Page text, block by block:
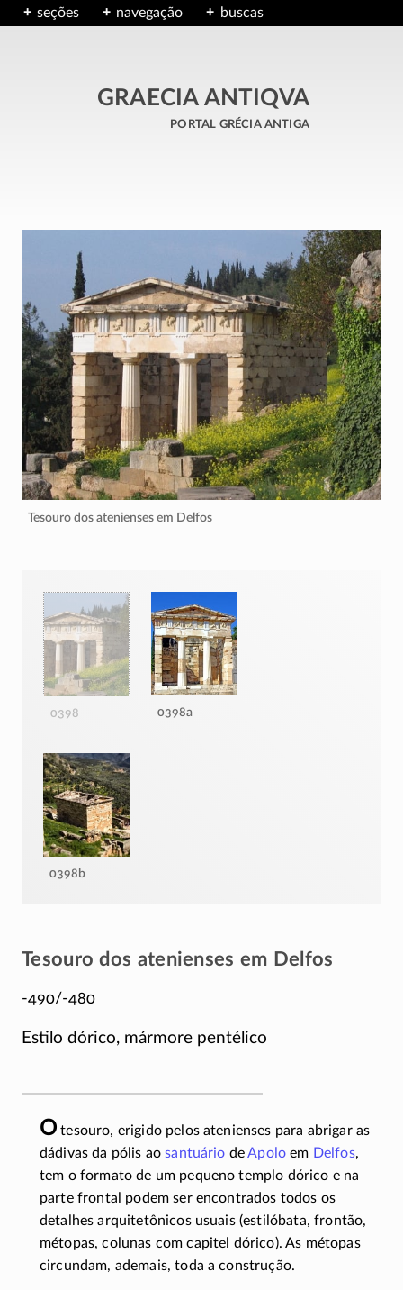
seções navegação buscas
GRAECIA ANTIQVA
portal grécia antiga
Tesouro dos atenienses em Delfos
0398 0398a
0398b
Tesouro dos atenienses em Delfos
-490/-480
Estilo dórico, mármore pentélico
O tesouro, erigido pelos atenienses para abrigar as
dádivas da pólis aosantuário deApolo em Delfos,
tem o formato de um pequeno templo dórico e na
parte frontal podem ser encontrados todos os
detalhes arquitetônicos usuais (estilóbata, frontão,
métopas, colunas com capitel dórico). As métopas
circundam, ademais, toda a construção.